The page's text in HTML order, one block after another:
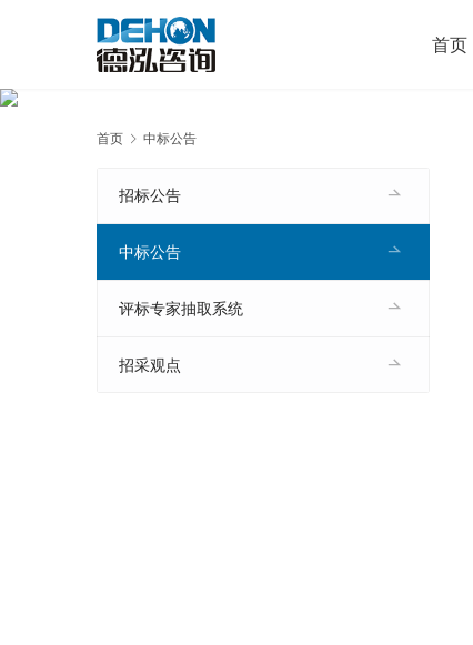
首页
首页 中标公告
招标公告
中标公告
评标专家抽取系统
招采观点